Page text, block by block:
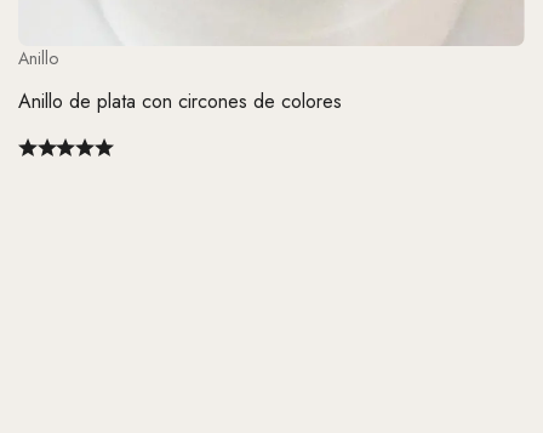
Anillo
Anillo de plata con circones de colores